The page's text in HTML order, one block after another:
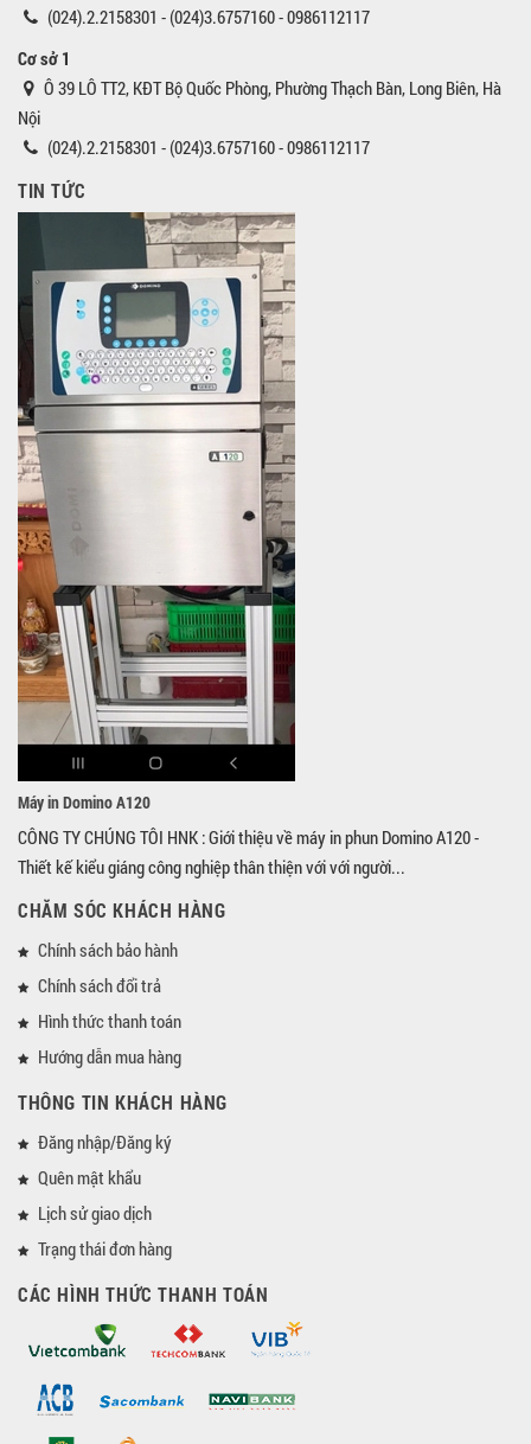
(024).2.2158301 - (024)3.6757160 - 0986112117
Cơ sở 1
Ô 39 LÔ TT2, KĐT Bộ Quốc Phòng, Phường Thạch Bàn, Long Biên, Hà
Nội
(024).2.2158301 - (024)3.6757160 - 0986112117
TIN TỨC
Máy in Domino A120
CÔNG TY CHÚNG TÔI HNK : Giới thiệu về máy in phun Domino A120 -
Thiết kế kiểu giáng công nghiệp thân thiện với với người...
CHĂM SÓC KHÁCH HÀNG
Chính sách bảo hành
Chính sách đổi trả
Hình thức thanh toán
Hướng dẫn mua hàng
THÔNG TIN KHÁCH HÀNG
Đăng nhập/Đăng ký
Quên mật khẩu
Lịch sử giao dịch
Trạng thái đơn hàng
CÁC HÌNH THỨC THANH TOÁN